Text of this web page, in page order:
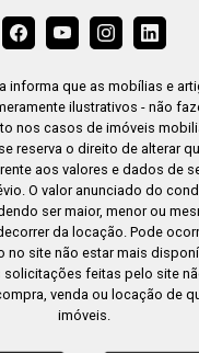
informa que as mobílias e
ilustrativos - não
nos casos de imóveis
reserva o direito de alterar
aos valores e dados de
O valor anunciado do
ser maior, menor ou
da locação. Pode
no site não estar mais
solicitações feitas pelo site
venda ou locação de
imóveis.